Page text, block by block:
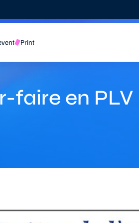
Print
faire en